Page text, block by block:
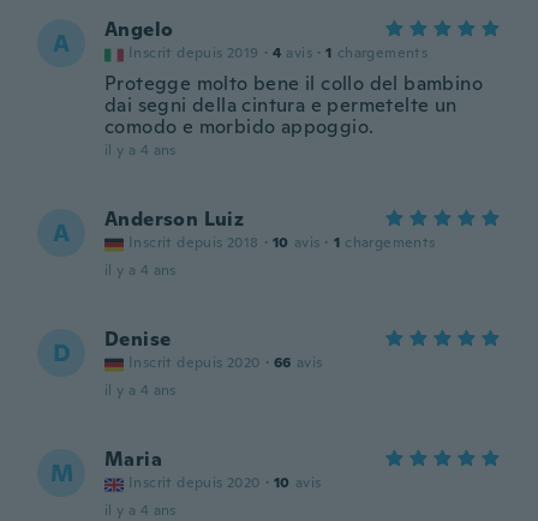
A Angelo
Inscrit depuis 2019 · 4 avis · 1 chargements
Protegge molto bene il collo del bambino
dai segni della cintura e permetelte un
comodo e morbido appoggio.
il y a 4 ans
A Anderson Luiz
Inscrit depuis 2018 · 10 avis · 1 chargements
il y a 4 ans
D Denise
Inscrit depuis 2020 · 66 avis
il y a 4 ans
M Maria
Inscrit depuis 2020 · 10 avis
il y a 4 ans